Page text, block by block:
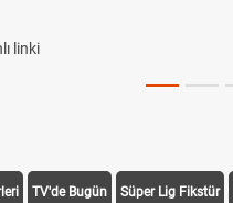
linki
TV'de Bugün Süper Lig Fikstür